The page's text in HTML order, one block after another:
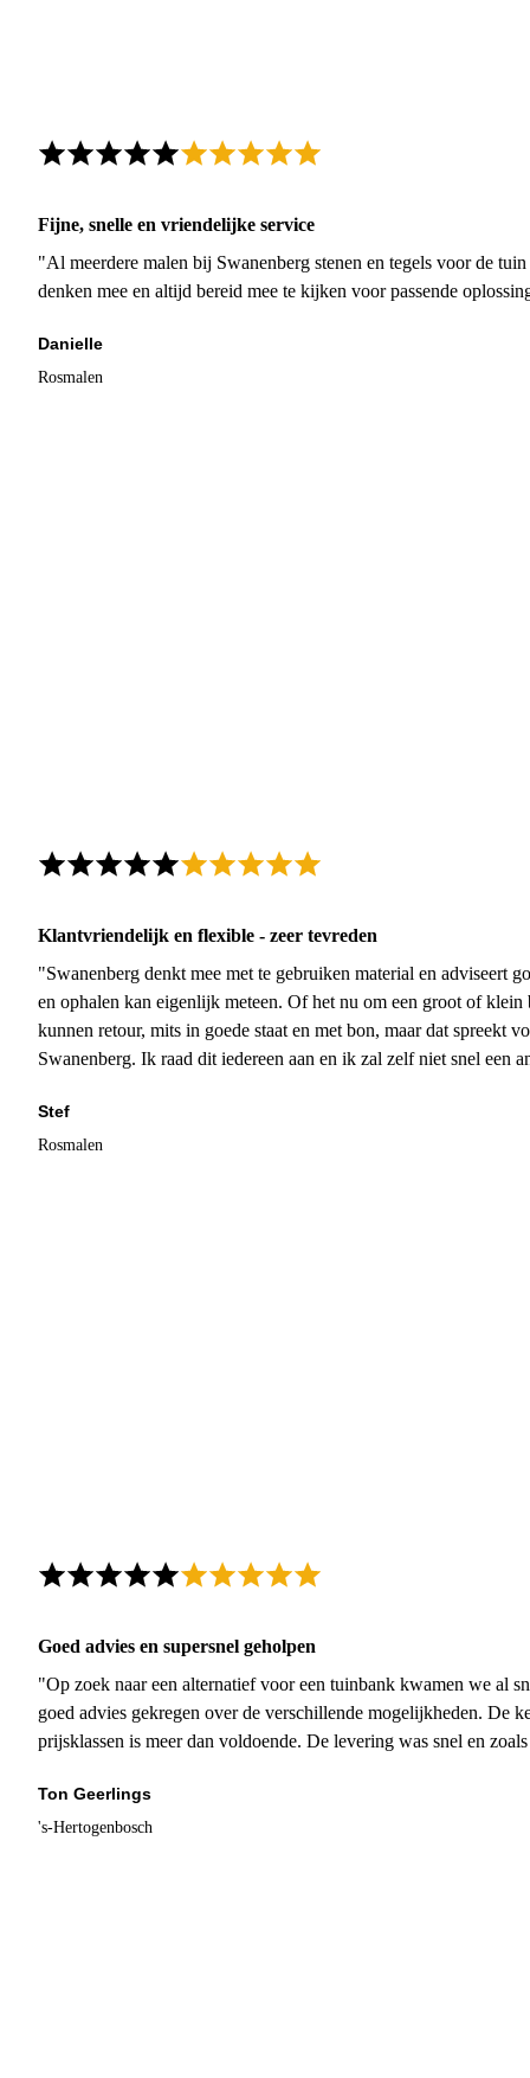
Fijne, snelle en vriendelijke service
"Al meerdere malen bij Swanenberg stenen en tegels voor de
denken mee en altijd bereid mee te kijken voor passende
Danielle
Rosmalen
Klantvriendelijk en flexible - zeer tevreden
"Swanenberg denkt mee met te gebruiken material en adviseert
en ophalen kan eigenlijk meteen. Of het nu om een groot of
kunnen retour, mits in goede staat en met bon, maar dat spreekt
Swanenberg. Ik raad dit iedereen aan en ik zal zelf niet snel een
Stef
Rosmalen
Goed advies en supersnel geholpen
"Op zoek naar een alternatief voor een tuinbank kwamen we al
goed advies gekregen over de verschillende mogelijkheden. De
prijsklassen is meer dan voldoende. De levering was snel en
Ton Geerlings
's-Hertogenbosch